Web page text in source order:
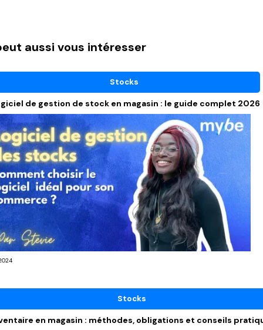
aussi vous intéresser
Stocks
de gestion de stock en magasin : le guide complet 2026
Stocks
en magasin : méthodes, obligations et conseils